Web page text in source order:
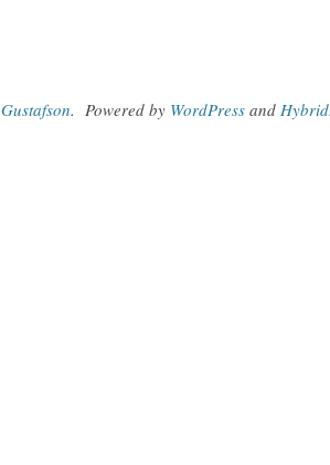
. Powered by WordPress and Hybrid